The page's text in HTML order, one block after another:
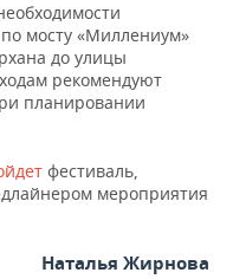
мосту «Миллениум»
до улицы
рекомендуют
планировании
фестиваль,
мероприятия
Наталья Жирнова